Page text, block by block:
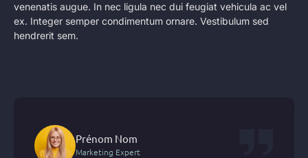
Prénom Nom
Marketing Expert
venenatis augue. In nec ligula nec dui feugiat vehicula ac vel
ex. Integer semper condimentum ornare. Vestibulum sed
hendrerit sem.